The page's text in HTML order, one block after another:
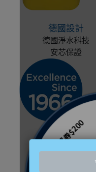
德國設計
德國淨水科技
安芯保證
卓越經驗
超過50年